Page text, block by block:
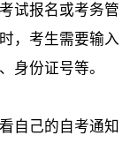
试报名或考务管
，考生需要输入
身份证号等。
自己的自考通知